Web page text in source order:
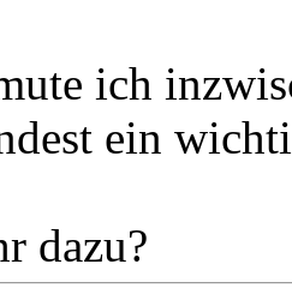
ich
ein
dazu?